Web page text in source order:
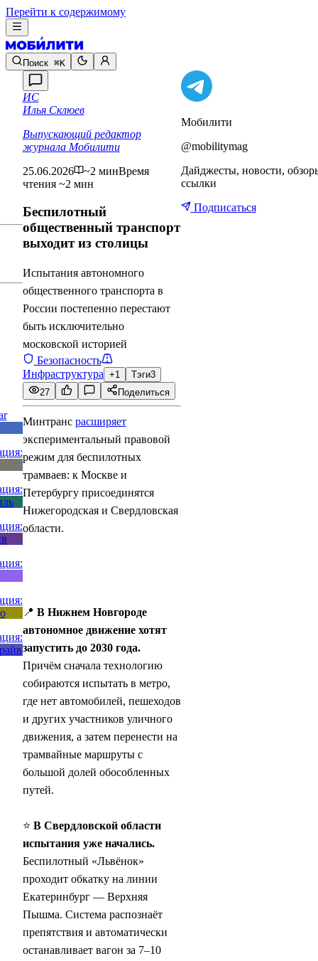
Перейти к содержимому
Поиск ⌘K
ИС
Илья Склюев
Выпускающий редактор
журнала Мобилити
25.06.2026
~2 минВремя
чтения ~2 мин
Беспилотный
общественный транспорт
выходит из столицы
Испытания автономного
общественного транспорта в
России постепенно перестают
быть исключительно
московской историей
Безопасность
Инфраструктура +1 Тэги3
27
Поделиться
Минтранс расширяет
экспериментальный правовой
режим для беспилотных
трамваев: к Москве и
Петербургу присоединятся
Нижегородская и Свердловская
области.
📍 В Нижнем Новгороде
автономное движение хотят
запустить до 2030 года.
Причём сначала технологию
собираются испытать в метро,
где нет автомобилей, пешеходов
и других участников уличного
движения, а затем перенести на
трамвайные маршруты с
большой долей обособленных
путей.
⭐ В Свердловской области
испытания уже начались.
Беспилотный «Львёнок»
проходит обкатку на линии
Екатеринбург — Верхняя
Пышма. Система распознаёт
препятствия и автоматически
останавливает вагон за 7–10
Мобилити
@mobilitymag
Дайджесты, новости,
ссылки
Подписаться